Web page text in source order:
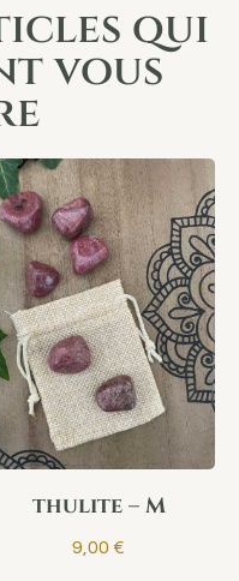
qui
vous
thulite – M
9,00 €